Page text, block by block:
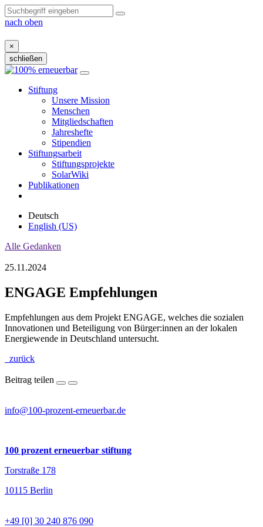
nach oben
×
schließen
Zum
Stiftung
Unsere Mission
Menschen
Mitgliedschaften
Jahreshefte
Stipendien
Stiftungsarbeit
Stiftungsprojekte
SolarWiki
Publikationen
Deutsch
English (US)
Alle Gedanken
25.11.2024
ENGAGE Empfehlungen
Empfehlungen aus dem Projekt ENGAGE, welches die sozialen
Innovationen und Beteiligung von Bürger:innen an der lokalen
Energiewende in Deutschland untersucht.
zurück
Beitrag teilen
info@100-prozent-erneuerbar.de
100 prozent erneuerbar stiftung
Torstraße 178
10115 Berlin
+49 [0] 30 240 876 090